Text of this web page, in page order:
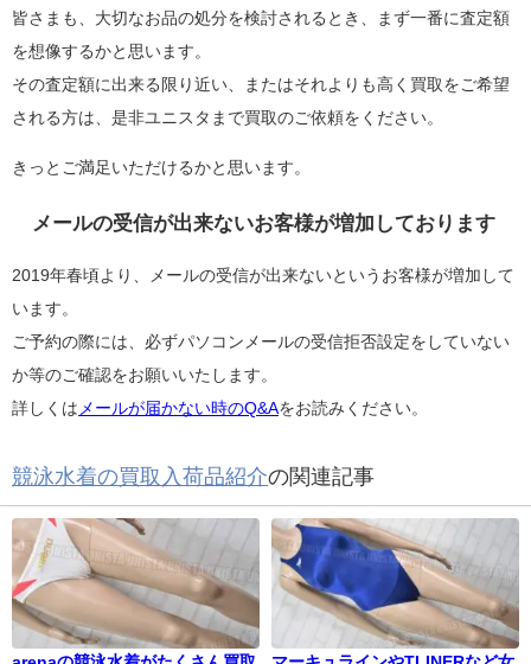
皆さまも、大切なお品の処分を検討されるとき、まず一番に査定額
を想像するかと思います。
その査定額に出来る限り近い、またはそれよりも高く買取をご希望
される方は、是非ユニスタまで買取のご依頼をください。
きっとご満足いただけるかと思います。
メールの受信が出来ないお客様が増加しております
2019年春頃より、メールの受信が出来ないというお客様が増加して
います。
ご予約の際には、必ずパソコンメールの受信拒否設定をしていない
か等のご確認をお願いいたします。
詳しくはメールが届かない時のQ&Aをお読みください。
競泳水着の買取入荷品紹介の関連記事